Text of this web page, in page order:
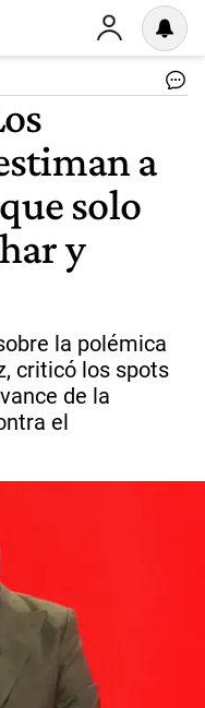
a
solo
y
la polémica
criticó los spots
de la
el